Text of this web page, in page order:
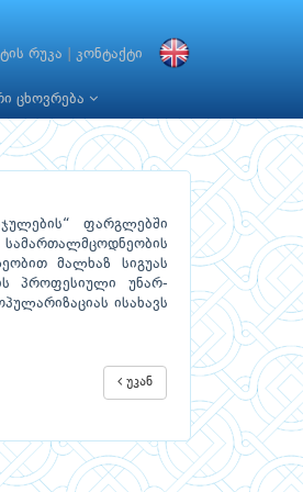
რუკა კონტაქტი
ცხოვრება
ფარგლებში
მალხაზ სიგუას
პროფესიული უნარ-
ისახავს
უკან